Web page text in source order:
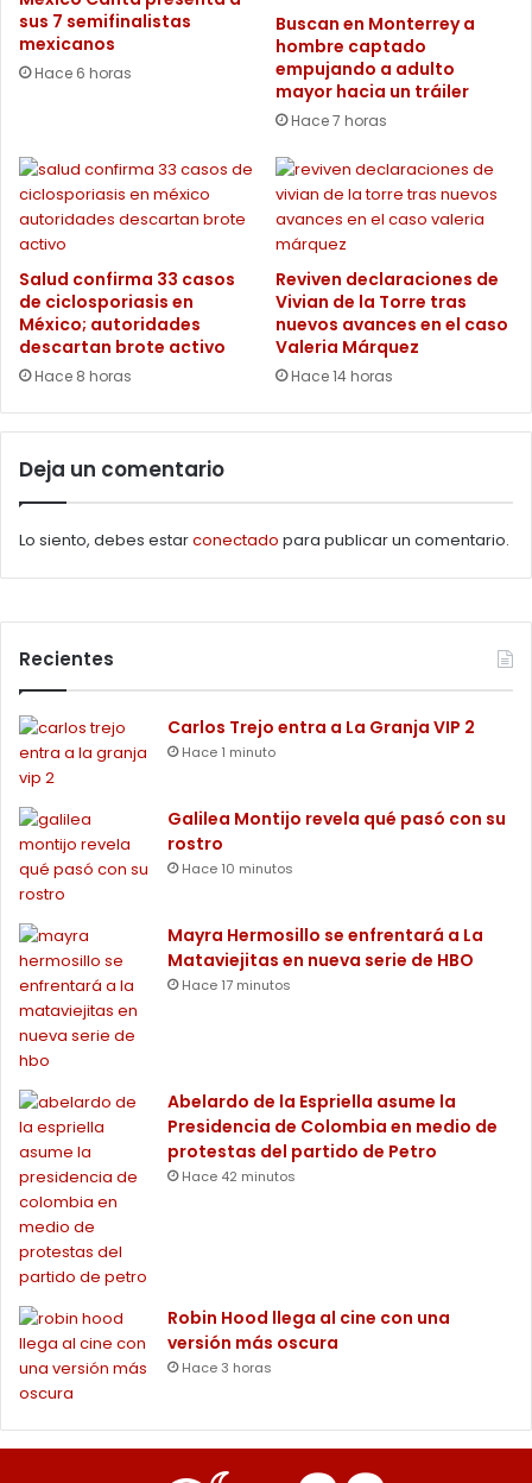
sus 7 semifinalistas
mexicanos
Hace 6 horas
Buscan en Monterrey a
hombre captado
empujando a adulto
mayor hacia un tráiler
Hace 7 horas
Salud confirma 33 casos
de ciclosporiasis en
México; autoridades
descartan brote activo
Hace 8 horas
Reviven declaraciones de
Vivian de la Torre tras
nuevos avances en el caso
Valeria Márquez
Hace 14 horas
Deja un comentario
Lo siento, debes estarconectado para publicar un comentario.
Recientes
Carlos Trejo entra a La Granja VIP 2
Hace 1 minuto
Galilea Montijo revela qué pasó con su
rostro
Hace 10 minutos
Mayra Hermosillo se enfrentará a La
Mataviejitas en nueva serie de HBO
Hace 17 minutos
Abelardo de la Espriella asume la
Presidencia de Colombia en medio de
protestas del partido de Petro
Hace 42 minutos
Robin Hood llega al cine con una
versión más oscura
Hace 3 horas